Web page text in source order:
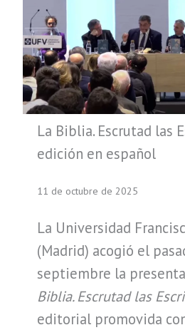
La Biblia. Escrutad las
edición en español
11 de octubre de 2025
La Universidad
(Madrid) acogió el
septiembre la
Biblia. Escrutad las
editorial promovida